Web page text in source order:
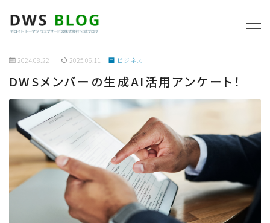
ホーム
AWS
プログラミング
ビジネス
リモートワーク
2024.08.22 2025.06.11 ビジネス
DWSメンバーの生成AI活用アンケート！